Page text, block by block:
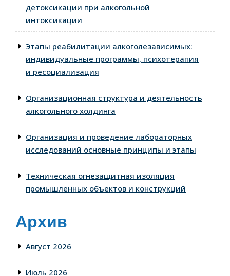
детоксикации при алкогольной
интоксикации
Этапы реабилитации алкоголезависимых:
индивидуальные программы, психотерапия
и ресоциализация
Организационная структура и деятельность
алкогольного холдинга
Организация и проведение лабораторных
исследований основные принципы и этапы
Техническая огнезащитная изоляция
промышленных объектов и конструкций
Архив
Август 2026
Июль 2026